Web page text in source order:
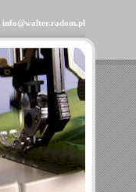
info@walter.radom.pl